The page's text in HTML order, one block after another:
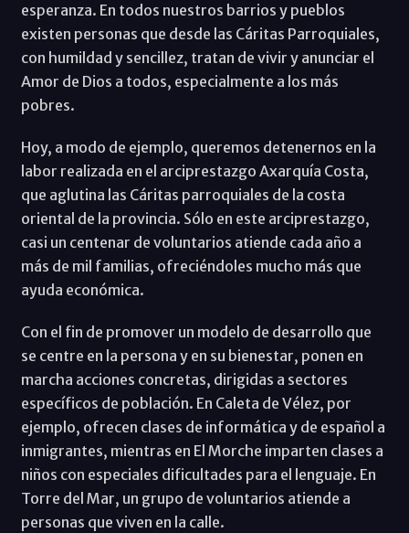
esperanza. En todos nuestros barrios y pueblos
existen personas que desde las Cáritas Parroquiales,
con humildad y sencillez, tratan de vivir y anunciar el
Amor de Dios a todos, especialmente a los más
pobres.
Hoy, a modo de ejemplo, queremos detenernos en la
labor realizada en el arciprestazgo Axarquía Costa,
que aglutina las Cáritas parroquiales de la costa
oriental de la provincia. Sólo en este arciprestazgo,
casi un centenar de voluntarios atiende cada año a
más de mil familias, ofreciéndoles mucho más que
ayuda económica.
Con el fin de promover un modelo de desarrollo que
se centre en la persona y en su bienestar, ponen en
marcha acciones concretas, dirigidas a sectores
específicos de población. En Caleta de Vélez, por
ejemplo, ofrecen clases de informática y de español a
inmigrantes, mientras en El Morche imparten clases a
niños con especiales dificultades para el lenguaje. En
Torre del Mar, un grupo de voluntarios atiende a
personas que viven en la calle.